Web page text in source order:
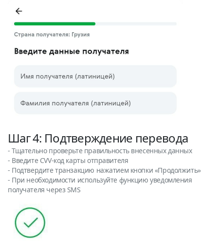
Шаг 4: Подтверждение перевода
- Тщательно проверьте правильность внесенных данных
- Введите CVV-код карты отправителя
- Подтвердите транзакцию нажатием кнопки «Продолжить»
- При необходимости используйте функцию уведомления
получателя через SMS